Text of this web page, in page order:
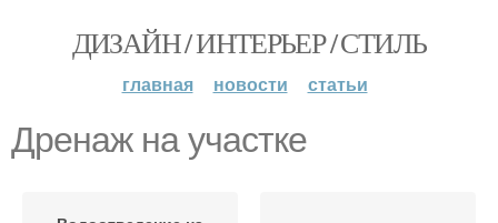
ДИЗАЙН / ИНТЕРЬЕР / СТИЛЬ
главная новости статьи
Дренаж на участке